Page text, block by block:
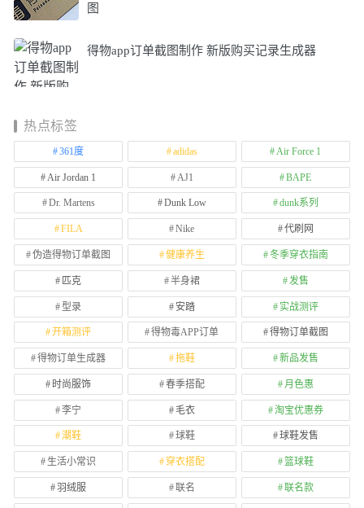
图
得物app订单截图制作 新版购买记录生成器
热点标签
361度 adidas Air Force 1
Air Jordan 1 AJ1 BAPE
Dr. Martens Dunk Low dunk系列
FILA Nike 代刷网
伪造得物订单截图 健康养生 冬季穿衣指南
匹克 半身裙 发售
型录 安踏 实战测评
开箱测评 得物毒APP订单 得物订单截图
得物订单生成器 拖鞋 新品发售
时尚服饰 春季搭配 月色惠
李宁 毛衣 淘宝优惠券
潮鞋 球鞋 球鞋发售
生活小常识 穿衣搭配 篮球鞋
羽绒服 联名 联名款